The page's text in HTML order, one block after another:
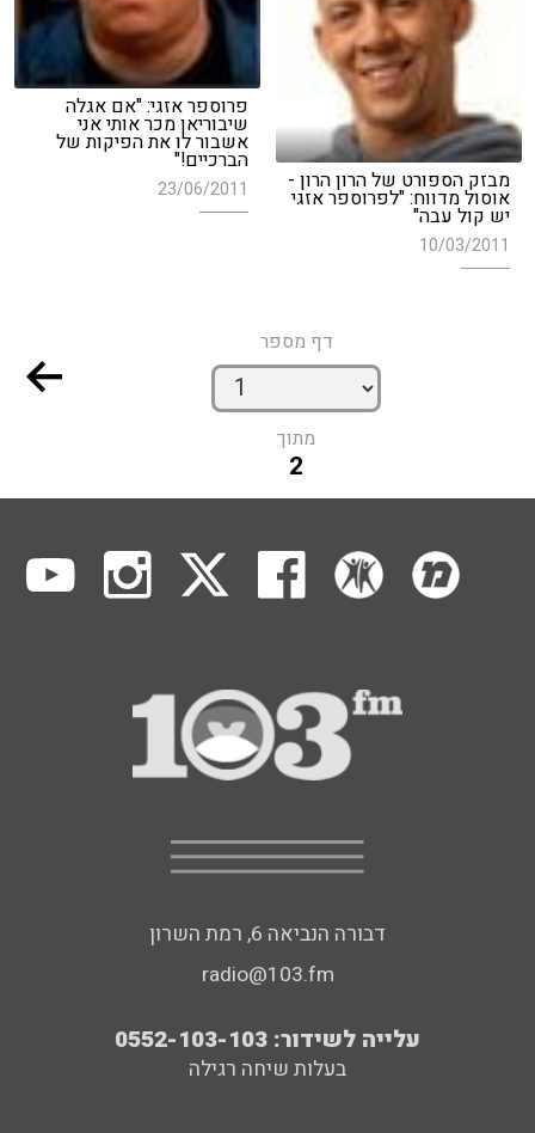
פרוספר אזגי: "אם אגלה
שיבוריאן מכר אותי אני
אשבור לו את הפיקות של
הברכיים!"
23/06/2011 מבזק הספורט של הרון הרון -
אוסול מדווח: "לפרוספר אזגי
יש קול עבה"
10/03/2011
דף מספר
מתוך
2
דבורה הנביאה 6, רמת השרון
radio@103.fm
עלייה לשידור: 0552-103-103
בעלות שיחה רגילה